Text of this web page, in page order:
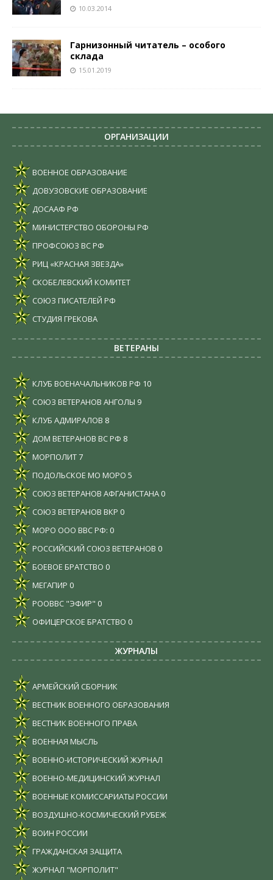
10.03.2014
Гарнизонный читатель – особого
склада
15.01.2019
ОРГАНИЗАЦИИ
ВОЕННОЕ ОБРАЗОВАНИЕ
ДОВУЗОВСКИЕ ОБРАЗОВАНИЕ
ДОСААФ РФ
МИНИСТЕРСТВО ОБОРОНЫ РФ
ПРОФСОЮЗ ВС РФ
РИЦ «КРАСНАЯ ЗВЕЗДА»
СКОБЕЛЕВСКИЙ КОМИТЕТ
СОЮЗ ПИСАТЕЛЕЙ РФ
СТУДИЯ ГРЕКОВА
ВЕТЕРАНЫ
КЛУБ ВОЕНАЧАЛЬНИКОВ РФ 10
СОЮЗ ВЕТЕРАНОВ АНГОЛЫ 9
КЛУБ АДМИРАЛОВ 8
ДОМ ВЕТЕРАНОВ ВС РФ 8
МОРПОЛИТ7
ПОДОЛЬСКОЕ МО МОРО 5
СОЮЗ ВЕТЕРАНОВ АФГАНИСТАНА 0
СОЮЗ ВЕТЕРАНОВ ВКР 0
МОРО ООО ВВС РФ: 0
РОССИЙСКИЙ СОЮЗ ВЕТЕРАНОВ 0
БОЕВОЕ БРАТСТВО 0
МЕГАПИР 0
РООВВС "ЭФИР" 0
ОФИЦЕРСКОЕ БРАТСТВО 0
ЖУРНАЛЫ
АРМЕЙСКИЙ СБОРНИК
ВЕСТНИК ВОЕННОГО ОБРАЗОВАНИЯ
ВЕСТНИК ВОЕННОГО ПРАВА
ВОЕННАЯ МЫСЛЬ
ВОЕННО-ИСТОРИЧЕСКИЙ ЖУРНАЛ
ВОЕННО-МЕДИЦИНСКИЙ ЖУРНАЛ
ВОЕННЫЕ КОМИССАРИАТЫ РОССИИ
ВОЗДУШНО-КОСМИЧЕСКИЙ РУБЕЖ
ВОИН РОССИИ
ГРАЖДАНСКАЯ ЗАЩИТА
ЖУРНАЛ "МОРПОЛИТ"